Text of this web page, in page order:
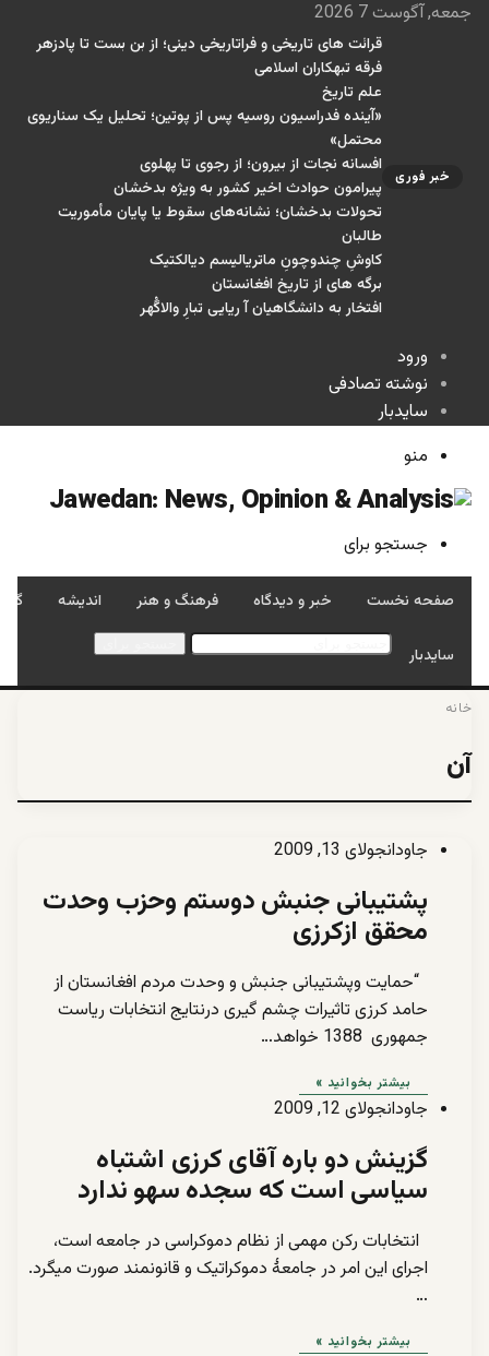
جمعه, آگوست 7 2026
خبر فوری
قرائت های تاریخی و فراتاریخی دینی؛ از بن بست تا پادزهر
فرقه تبهکاران اسلامی
علم تاریخ
«آینده فدراسیون روسیه پس از پوتین؛ تحلیل یک سناریوی
محتمل»
افسانه نجات از بیرون؛ از رجوی تا پهلوی
پیرامون حوادث اخیر کشور به ویژه بدخشان
تحولات بدخشان؛ نشانه‌های سقوط یا پایان مأموریت
طالبان
کاوشِ چندو‌چونِ ماتریالیسم دیالکتیک
برگه های از تاریخ افغانستان
افتخار به دانشگاهیان آ ریایی تبارِ والاگُهر
ورود
نوشته تصادفی
سایدبار
منو
جستجو برای
صفحه نخست خبر و دیدگاه فرهنگ و هنر اندیشه
سایدبار
خانه
آن
جاودانجولای 13, 2009
پشتیبانی جنبش دوستم وحزب وحدت
محقق ازکرزی
“حمایت وپشتیبانی جنبش و وحدت مردم افغانستان از
حامد کرزی تاثیرات چشم گیری درنتایج انتخابات ریاست
جمهوری 1388 خواهد…
بیشتر بخوانید »
جاودانجولای 12, 2009
گزینش دو باره آقای کرزی اشتباه
سیاسی است که سجده سهو ندارد
انتخابات رکن مهمی از نظام دموکراسی در جامعه است،
اجرای این امر در جامعۀ دموکراتیک و قانونمند صورت میگرد.
…
بیشتر بخوانید »